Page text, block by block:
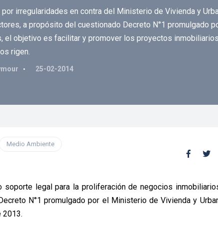
irregularidades en contra del Ministerio de Vivienda y
a propósito del cuestionado Decreto N°1 promulgado
el objetivo es facilitar y promover los proyectos
rigen.
25-02-2014
Medio Ambiente
soporte legal para la proliferación de negocios
N°1 promulgado por el Ministerio de Vivienda y
2013.